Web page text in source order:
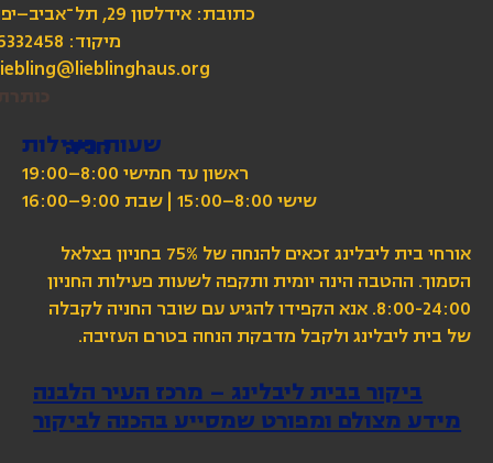
כתובת: אידלסון 29, תל־אביב–יפו
מיקוד: 6332458
שעות פעילות
ראשון עד חמישי 8:00–19:00
שישי 8:00–15:00 | שבת 9:00–16:00
אורחי בית ליבלינג זכאים להנחה של 75% בחניון בצלאל
הסמוך. ההטבה הינה יומית ותקפה לשעות פעילות החניון
8:00-24:00. אנא הקפידו להגיע עם שובר החניה לקבלה
של בית ליבלינג ולקבל מדבקת הנחה בטרם העזיבה.
ביקור בבית ליבלינג – מרכז העיר הלבנה
מידע מצולם ומפורט שמסייע בהכנה לביקור
חניה